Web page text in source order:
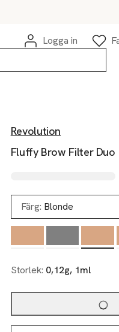
Logga in
Revolution
Fluffy Brow Filter Duo
Färg: Blonde
Storlek: 0,12g, 1ml